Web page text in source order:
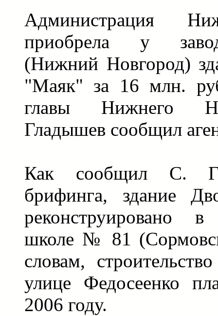
Администрация
приобрела у
(Нижний Новгород)
"Маяк" за 16 млн.
главы Нижнего
Гладышев сообщил
Как сообщил С.
брифинга, здание
реконструировано
школе № 81
словам,
улице Федосеенко
2006 году.